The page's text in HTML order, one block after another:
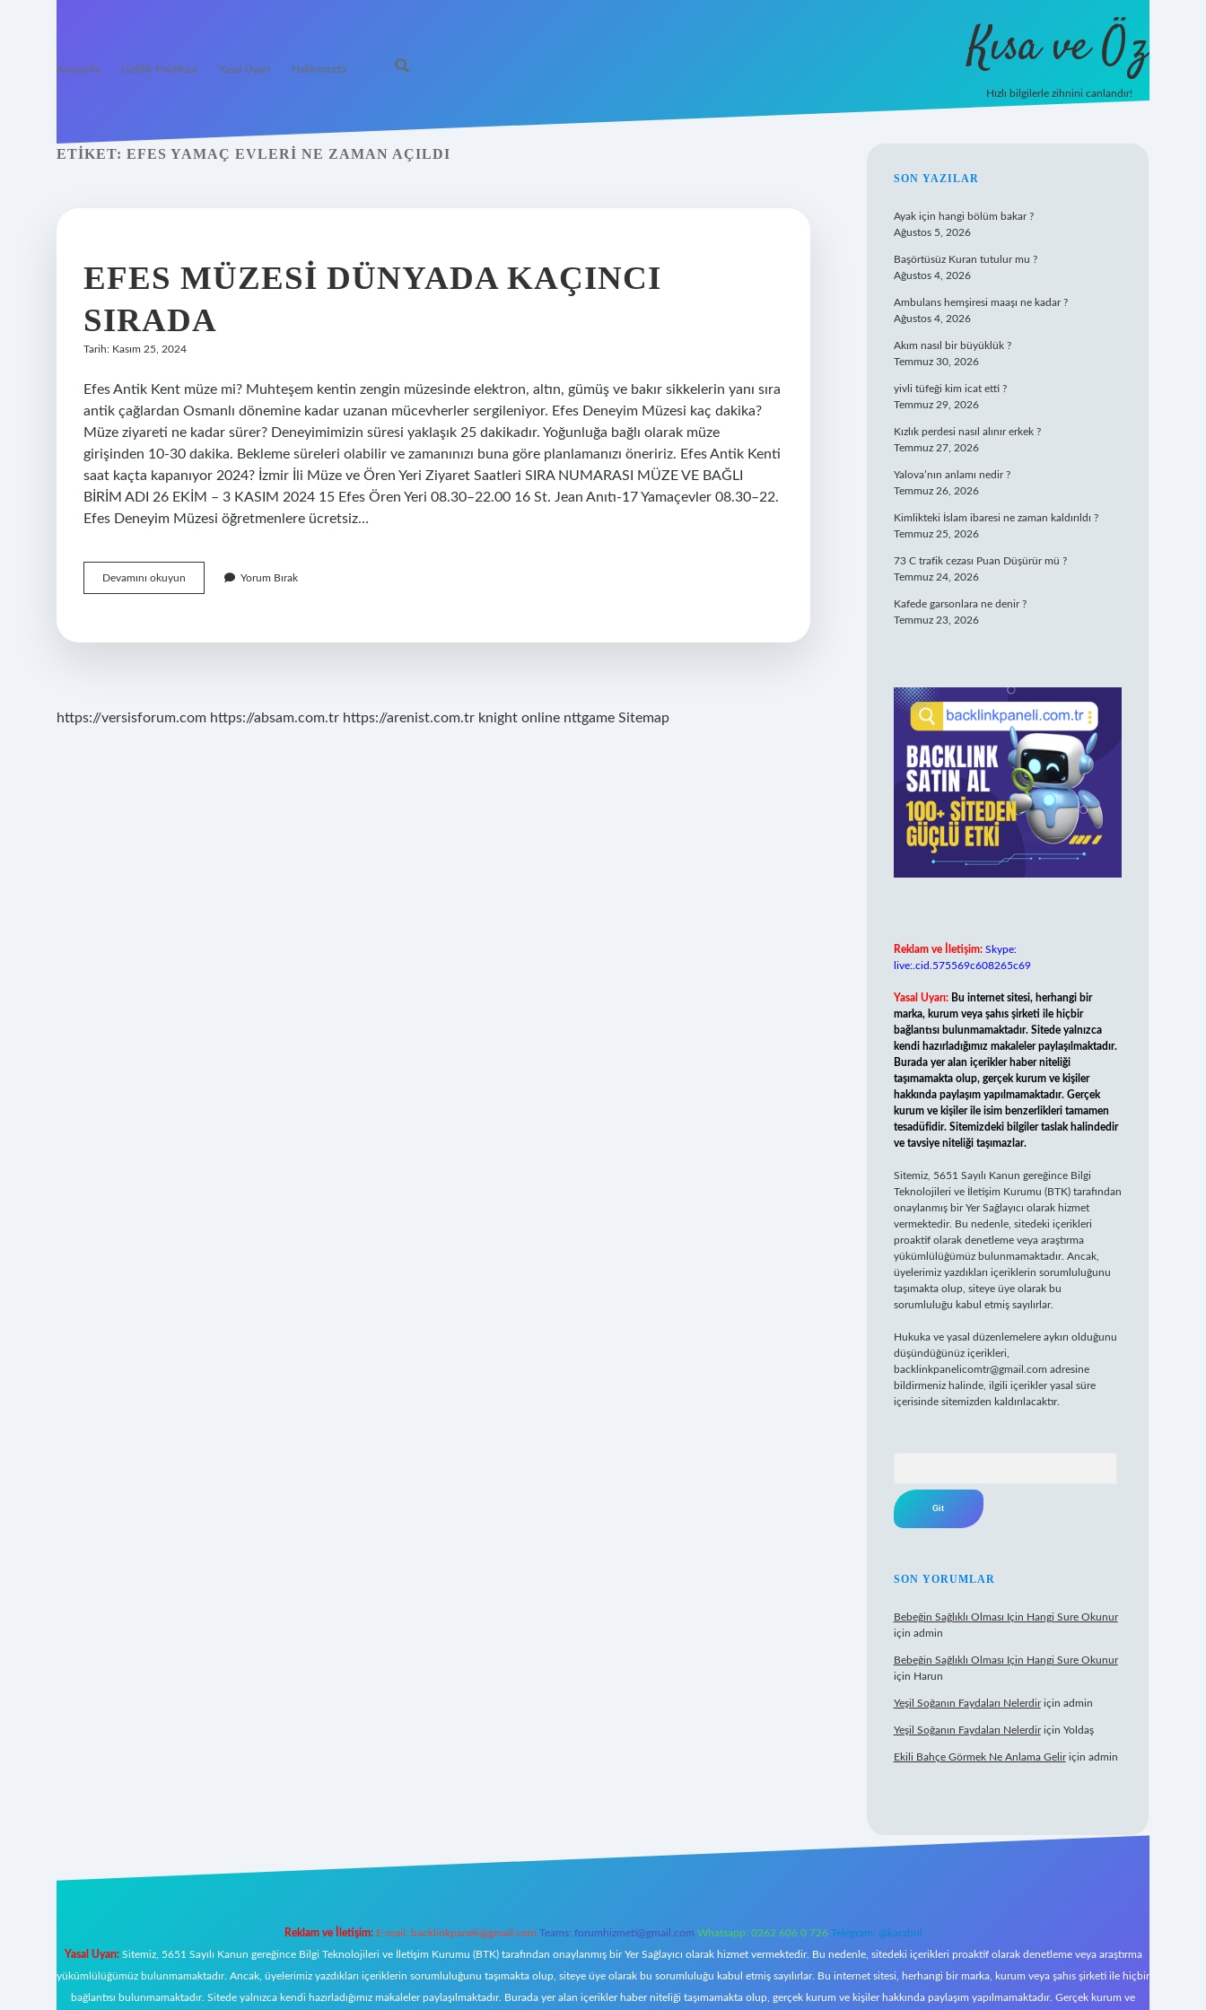
Anasayfa Gizlilik Politikası Yasal Uyarı Hakkımızda Kısa ve Öz
Hızlı bilgilerle zihnini canlandır!
ETIKET: EFES YAMAÇ EVLERI NE ZAMAN AÇILDI
EFES MÜZESI DÜNYADA KAÇINCI
SIRADA
Tarih: Kasım 25, 2024
Efes Antik Kent müze mi? Muhteşem kentin zengin müzesinde elektron, altın, gümüş ve bakır sikkelerin yanı sıra
antik çağlardan Osmanlı dönemine kadar uzanan mücevherler sergileniyor. Efes Deneyim Müzesi kaç dakika?
Müze ziyareti ne kadar sürer? Deneyimimizin süresi yaklaşık 25 dakikadır. Yoğunluğa bağlı olarak müze
girişinden 10-30 dakika. Bekleme süreleri olabilir ve zamanınızı buna göre planlamanızı öneririz. Efes Antik Kenti
saat kaçta kapanıyor 2024? İzmir İli Müze ve Ören Yeri Ziyaret Saatleri SIRA NUMARASI MÜZE VE BAĞLI
BİRİM ADI 26 EKİM – 3 KASIM 2024 15 Efes Ören Yeri 08.30–22.00 16 St. Jean Anıtı-17 Yamaçevler 08.30–22.
Efes Deneyim Müzesi öğretmenlere ücretsiz…
Devamını okuyun
Müzesi
Sırada
Yorum Bırak
https://versisforum.com https://absam.com.tr https://arenist.com.tr knight online nttgame Sitemap
SIDEBAR
SON YAZILAR
Ayak için hangi bölüm bakar ?
Ağustos 5, 2026
Başörtüsüz Kuran tutulur mu ?
Ağustos 4, 2026
Ambulans hemşiresi maaşı ne kadar ?
Ağustos 4, 2026
Akım nasıl bir büyüklük ?
Temmuz 30, 2026
yivli tüfeği kim icat etti ?
Temmuz 29, 2026
Kızlık perdesi nasıl alınır erkek ?
Temmuz 27, 2026
Yalova’nın anlamı nedir ?
Temmuz 26, 2026
Kimlikteki İslam ibaresi ne zaman kaldırıldı ?
Temmuz 25, 2026
73 C trafik cezası Puan Düşürür mü ?
Temmuz 24, 2026
Kafede garsonlara ne denir ?
Temmuz 23, 2026
Reklam ve İletişim: Skype:
live:.cid.575569c608265c69
Yasal Uyarı: Bu internet sitesi, herhangi bir
marka, kurum veya şahıs şirketi ile hiçbir
bağlantısı bulunmamaktadır. Sitede yalnızca
kendi hazırladığımız makaleler paylaşılmaktadır.
Burada yer alan içerikler haber niteliği
taşımamakta olup, gerçek kurum ve kişiler
hakkında paylaşım yapılmamaktadır. Gerçek
kurum ve kişiler ile isim benzerlikleri tamamen
tesadüfidir. Sitemizdeki bilgiler taslak halindedir
ve tavsiye niteliği taşımazlar.
Sitemiz, 5651 Sayılı Kanun gereğince Bilgi
Teknolojileri ve İletişim Kurumu (BTK) tarafından
onaylanmış bir Yer Sağlayıcı olarak hizmet
vermektedir. Bu nedenle, sitedeki içerikleri
proaktif olarak denetleme veya araştırma
yükümlülüğümüz bulunmamaktadır. Ancak,
üyelerimiz yazdıkları içeriklerin sorumluluğunu
taşımakta olup, siteye üye olarak bu
sorumluluğu kabul etmiş sayılırlar.
Hukuka ve yasal düzenlemelere aykırı olduğunu
düşündüğünüz içerikleri,
backlinkpanelicomtr@gmail.com adresine
bildirmeniz halinde, ilgili içerikler yasal süre
içerisinde sitemizden kaldırılacaktır.
SON YORUMLAR
Bebeğin Sağlıklı Olması Için Hangi Sure Okunur
için admin
Bebeğin Sağlıklı Olması Için Hangi Sure Okunur
için Harun
Yeşil Soğanın Faydaları Nelerdiriçin admin
Yeşil Soğanın Faydaları Nelerdiriçin Yoldaş
Ekili Bahçe Görmek Ne Anlama Geliriçin admin
Reklam ve İletişim: E-mail: backlinkpaneli@gmail.com Teams: forumhizmeti@gmail.com Whatsapp: 0262 606 0 726 Telegram: @karabul
Yasal Uyarı:Sitemiz, 5651 Sayılı Kanun gereğince Bilgi Teknolojileri ve İletişim Kurumu (BTK) tarafından onaylanmış bir Yer Sağlayıcı olarak hizmet vermektedir. Bu nedenle, sitedeki içerikleri proaktif olarak denetleme veya araştırma
yükümlülüğümüz bulunmamaktadır. Ancak, üyelerimiz yazdıkları içeriklerin sorumluluğunu taşımakta olup, siteye üye olarak bu sorumluluğu kabul etmiş sayılırlar. Bu internet sitesi, herhangi bir marka, kurum veya şahıs şirketi ile hiçbir
bağlantısı bulunmamaktadır. Sitede yalnızca kendi hazırladığımız makaleler paylaşılmaktadır. Burada yer alan içerikler haber niteliği taşımamakta olup, gerçek kurum ve kişiler hakkında paylaşım yapılmamaktadır. Gerçek kurum ve